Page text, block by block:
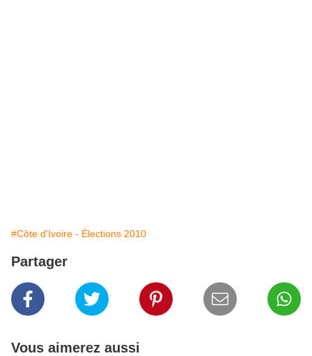
#Côte d'Ivoire - Élections 2010
Partager
Vous aimerez aussi